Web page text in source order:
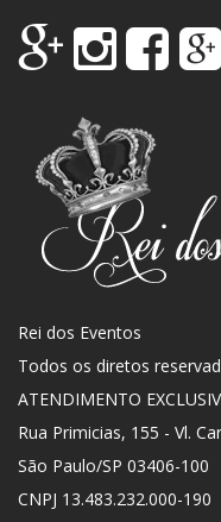
Rei dos Eventos
Todos os diretos
ATENDIMENTO
Rua Primicias, 155 - Vl.
São Paulo/SP 03406-100
CNPJ 13.483.232.000-190